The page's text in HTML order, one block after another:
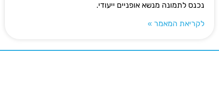
נכנס לתמונה מנשא אופניים ייעודי.
לקריאת המאמר »